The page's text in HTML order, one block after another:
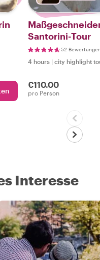
Santorini-Tour
52
4 hours | city highlight
€110.00
pro Person
Interesse